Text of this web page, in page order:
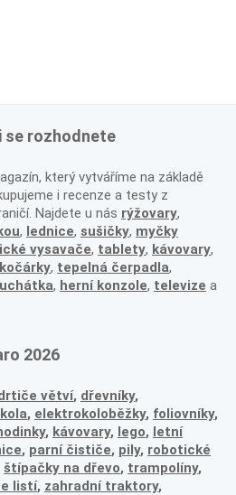
se rozhodnete
který vytváříme na základě
i recenze a testy z
Najdete u nás rýžovary,
, lednice, sušičky, myčky
vysavače, tablety, kávovary,
kočárky, tepelná čerpadla,
, herní konzole, televize a
2026
větví, dřevníky,
, elektrokoloběžky, foliovníky,
, kávovary, lego, letní
, parní čističe, pily, robotické
štípačky na dřevo, trampolíny,
listí, zahradní traktory,